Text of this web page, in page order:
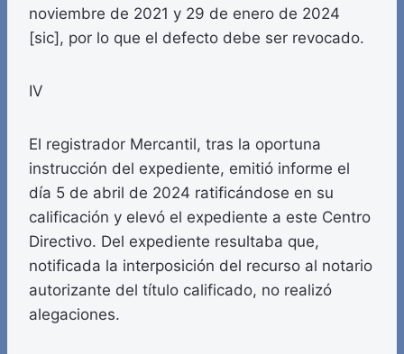
noviembre de 2021 y 29 de enero de 2024
[sic], por lo que el defecto debe ser revocado.
IV
El registrador Mercantil, tras la oportuna
instrucción del expediente, emitió informe el
día 5 de abril de 2024 ratificándose en su
calificación y elevó el expediente a este Centro
Directivo. Del expediente resultaba que,
notificada la interposición del recurso al notario
autorizante del título calificado, no realizó
alegaciones.